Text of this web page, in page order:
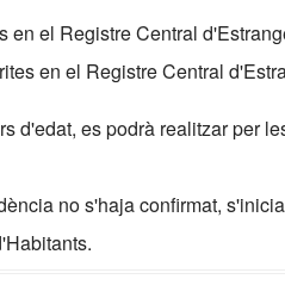
en el Registre Central
en el Registre Central
d'edat, es podrà realitzar per
no s'haja confirmat,